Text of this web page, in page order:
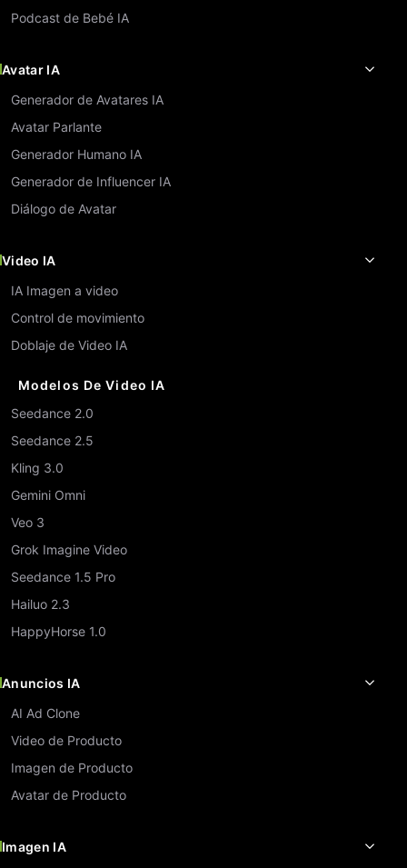
Podcast de Bebé IA
Imagen IA
Avatar IA
Generador de Avatares IA
Avatar Parlante
Generador Humano IA
Generador de Influencer IA
Diálogo de Avatar
Video IA
IA Imagen a video
Control de movimiento
Doblaje de Video IA
Modelos De Video IA
Seedance 2.0
Seedance 2.5
Kling 3.0
Gemini Omni
Veo 3
Grok Imagine Video
Seedance 1.5 Pro
Hailuo 2.3
HappyHorse 1.0
Anuncios IA
AI Ad Clone
Video de Producto
Imagen de Producto
Avatar de Producto